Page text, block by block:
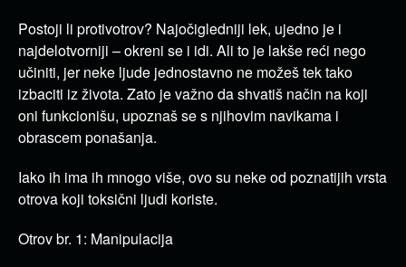
Postoji li protivotrov? Najočigledniji lek, ujedno je i
najdelotvorniji – okreni se i idi. Ali to je lakše reći nego
učiniti, jer neke ljude jednostavno ne možeš tek tako
izbaciti iz života. Zato je važno da shvatiš način na koji
oni funkcionišu, upoznaš se s njihovim navikama i
obrascem ponašanja.
Iako ih ima ih mnogo više, ovo su neke od poznatijih vrsta
otrova koji toksični ljudi koriste.
Otrov br. 1: Manipulacija